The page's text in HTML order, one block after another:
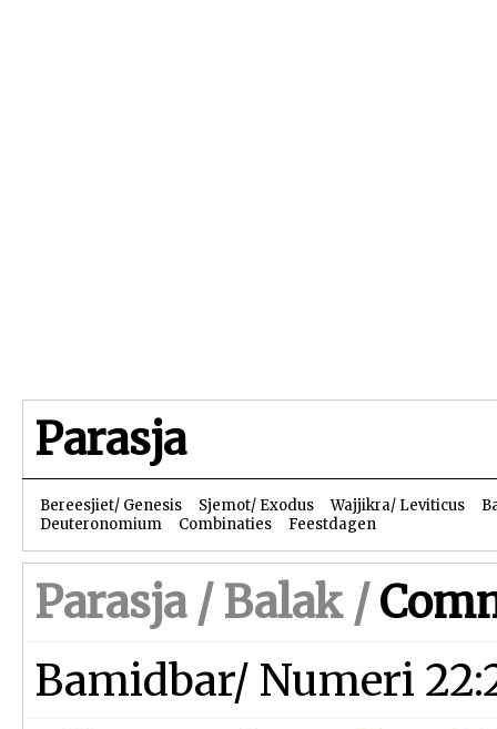
Parasja
Bereesjiet/ Genesis Sjemot/ Exodus Wajjikra/ Leviticus
Deuteronomium
Combinaties Feestdagen
Parasja / Balak/
Bamidbar/ Numeri